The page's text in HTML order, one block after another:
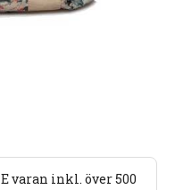
varan inkl. över 500